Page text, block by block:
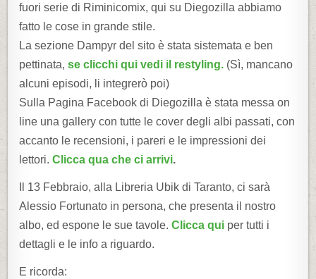
fuori serie di Riminicomix, qui su Diegozilla abbiamo
fatto le cose in grande stile.
La sezione Dampyr del sito è stata sistemata e ben
pettinata, se clicchi qui vedi il restyling. (Sì, mancano
alcuni episodi, li integrerò poi)
Sulla Pagina Facebook di Diegozilla è stata messa on
line una gallery con tutte le cover degli albi passati, con
accanto le recensioni, i pareri e le impressioni dei
lettori.Clicca qua che ci arrivi.
Il 13 Febbraio, alla Libreria Ubik di Taranto, ci sarà
Alessio Fortunato in persona, che presenta il nostro
albo, ed espone le sue tavole. Clicca qui per tutti i
dettagli e le info a riguardo.
E ricorda: